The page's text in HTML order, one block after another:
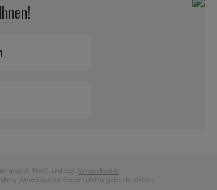
gesetzl. MwSt. und zzgl. Versandkosten
Unverbindliche Preisempfehlung des Herstellers